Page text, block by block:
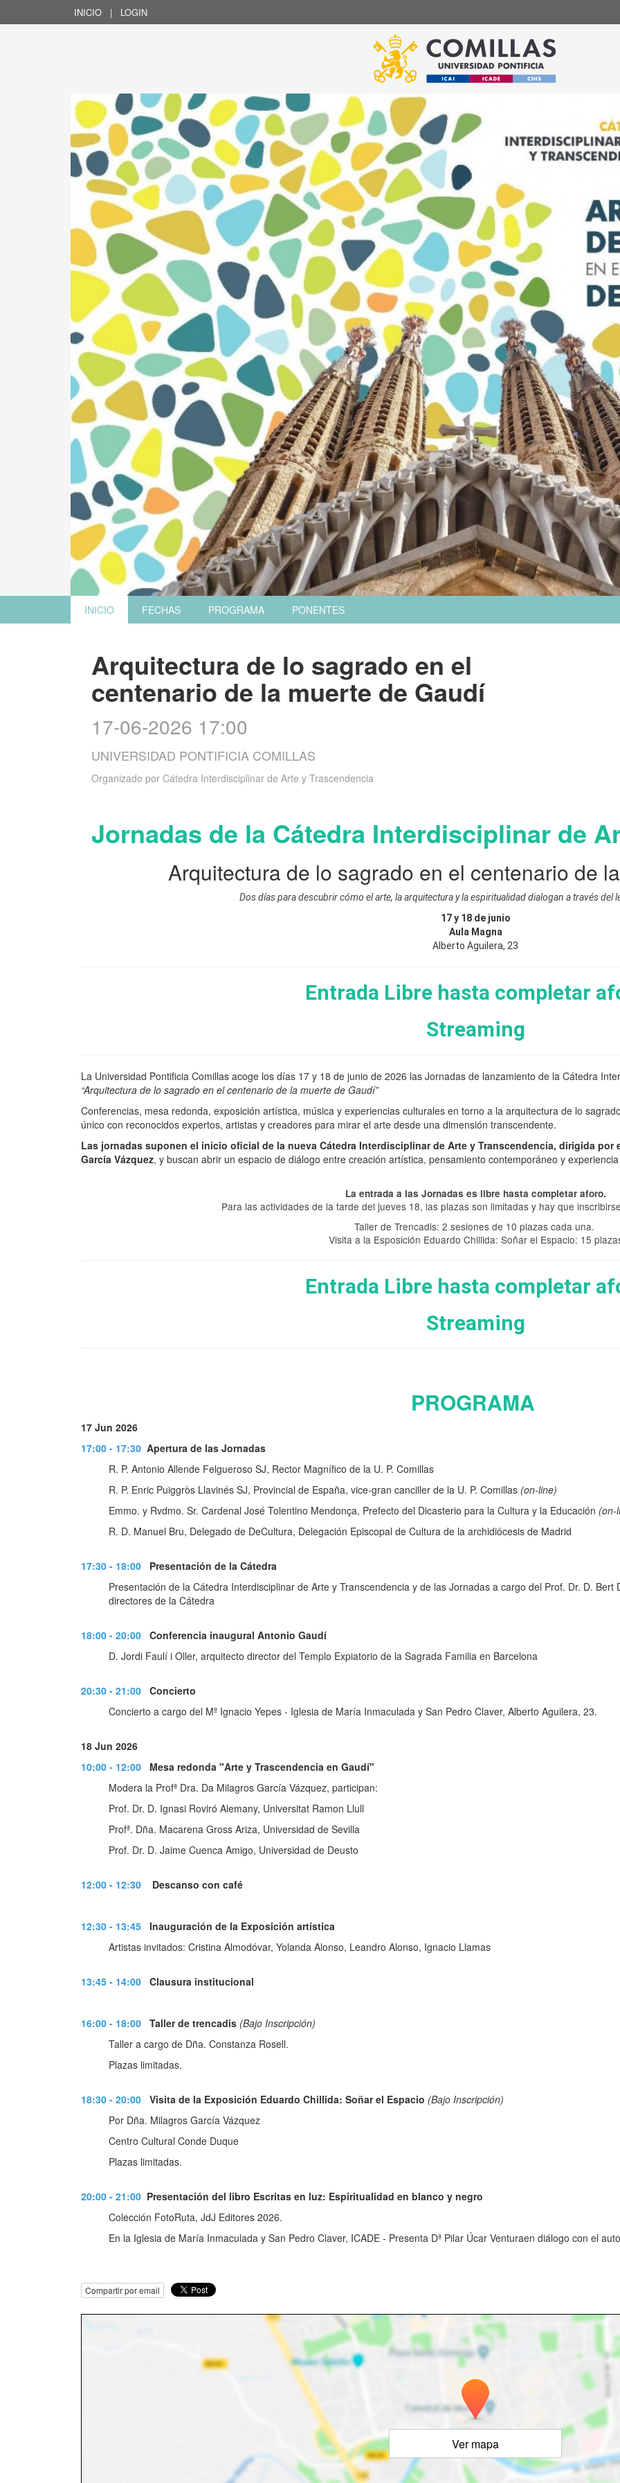
INICIO | LOGIN
INICIO FECHAS PROGRAMA PONENTES
Arquitectura de lo sagrado en el
centenario de la muerte de Gaudí
17-06-2026 17:00
UNIVERSIDAD PONTIFICIA COMILLAS
Organizado por Cátedra Interdisciplinar de Arte y Trascendencia
Jornadas de la Cátedra Interdisciplinar de
Arquitectura de lo sagrado en el centenario de
Dos días para descubrir cómo el arte, la arquitectura y la espiritualidad dialogan a través del
17 y 18 de junio
Aula Magna
Alberto Aguilera, 23
Entrada Libre hasta completar
Streaming
La Universidad Pontificia Comillas acoge los días 17 y 18 de junio de 2026 las Jornadas de lanzamiento de la Cátedra
“Arquitectura de lo sagrado en el centenario de la muerte de Gaudí”
Conferencias, mesa redonda, exposición artística, música y experiencias culturales en torno a la arquitectura de lo
único con reconocidos expertos, artistas y creadores para mirar el arte desde una dimensión transcendente.
Las jornadas suponen el inicio oficial de la nueva Cátedra Interdisciplinar de Arte y Transcendencia, dirigida por
García Vázquez, y buscan abrir un espacio de diálogo entre creación artística, pensamiento contemporáneo y
La entrada a las Jornadas es libre hasta completar aforo.
Para las actividades de la tarde del jueves 18, las plazas son limitadas y hay que
Taller de Trencadis: 2 sesiones de 10 plazas cada una.
Visita a la Esposición Eduardo Chillida: Soñar el Espacio: 15
Entrada Libre hasta completar
Streaming
PROGRAMA
17 Jun 2026
17:00 - 17:30 Apertura de las Jornadas
R. P. Antonio Allende Felgueroso SJ, Rector Magnífico de la U. P. Comillas
R. P. Enric Puiggròs Llavinés SJ, Provincial de España, vice-gran canciller de la U. P. Comillas (on-line)
Emmo. y Rvdmo. Sr. Cardenal José Tolentino Mendonça, Prefecto del Dicasterio para la Cultura y la Educación (on-
R. D. Manuel Bru, Delegado de DeCultura, Delegación Episcopal de Cultura de la archidiócesis de Madrid
17:30 - 18:00
Presentación de la Cátedra
Presentación de la Cátedra Interdisciplinar de Arte y Transcendencia y de las Jornadas a cargo del Prof. Dr. D.
directores de la Cátedra
18:00 - 20:00 Conferencia inaugural Antonio Gaudí
D. Jordi Faulí i Oller, arquitecto director del Templo Expiatorio de la Sagrada Familia en Barcelona
20:30 - 21:00 Concierto
Concierto a cargo del Mº Ignacio Yepes - Iglesia de María Inmaculada y San Pedro Claver, Alberto Aguilera, 23.
18 Jun 2026
10:00 - 12:00 Mesa redonda "Arte y Trascendencia en Gaudí"
Modera la Profª Dra. Da Milagros García Vázquez, participan:
Prof. Dr. D. Ignasi Roviró Alemany, Universitat Ramon Llull
Profª. Dña. Macarena Gross Ariza, Universidad de Sevilla
Prof. Dr. D. Jaime Cuenca Amigo, Universidad de Deusto
12:00 - 12:30 Descanso con café
12:30 - 13:45 Inauguración de la Exposición artística
Artistas invitados: Cristina Almodóvar, Yolanda Alonso, Leandro Alonso, Ignacio Llamas
13:45 - 14:00 Clausura institucional
16:00 - 18:00 Taller de trencadis (Bajo Inscripción)
Taller a cargo de Dña. Constanza Rosell.
Plazas limitadas.
18:30 - 20:00 Visita de la Exposición Eduardo Chillida: Soñar el Espacio (Bajo Inscripción)
Por Dña. Milagros García Vázquez
Centro Cultural Conde Duque
Plazas limitadas.
20:00 - 21:00 Presentación del libro Escritas en luz: Espiritualidad en blanco y negro
Colección FotoRuta, JdJ Editores 2026.
En la Iglesia de María Inmaculada y San Pedro Claver, ICADE - Presenta Dª Pilar Úcar Venturaen diálogo con el
Compartir por email
Ver mapa